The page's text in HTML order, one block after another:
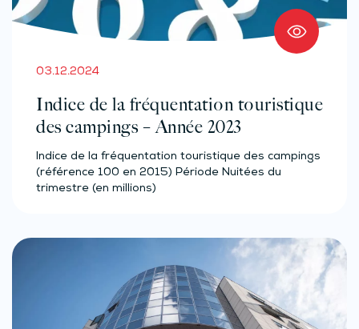
03.12.2024
Indice de la fréquentation touristique
des campings – Année 2023
Indice de la fréquentation touristique des campings
(référence 100 en 2015) Période Nuitées du
trimestre (en millions)